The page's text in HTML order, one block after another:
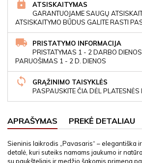
ATSISKAITYMAS
GARANTUOJAME SAUGŲ
ATSISKAITYMO BŪDUS GALITE RASTI
PRISTATYMO INFORMACIJA
PRISTATYMAS 1 - 2 DARBO
PARUOŠIMAS 1 - 2 D. DIENOS
GRĄŽINIMO TAISYKLĖS
PASPAUSKITE ČIA DĖL PLATESNĖS
APRAŠYMAS PREKĖ DETALIAU
Sieninis laikrodis „Pavasaris“ – elegantiška
detalė, kuri suteiks namams jaukumo ir
su paukšteliais ir medžio šakomis primena